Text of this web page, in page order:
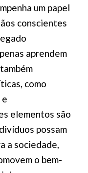
um papel
conscientes
aprendem
como
elementos são
possam
a sociedade,
o bem-